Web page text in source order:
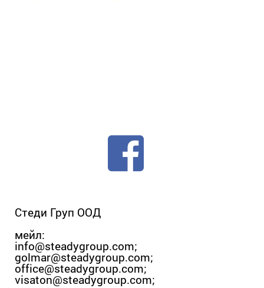
Стеди Груп ООД
мейл:
info@steadygroup.com;
golmar@steadygroup.com;
office@steadygroup.com;
visaton@steadygroup.com;